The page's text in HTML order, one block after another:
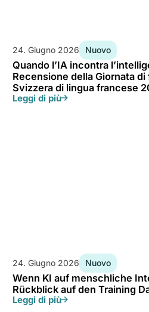
24. Giugno 2026 Nuovo
Quando l’IA incontra
Recensione della Giornata
Svizzera di lingua francese
Leggi di più
24. Giugno 2026 Nuovo
Wenn KI auf menschliche
Rückblick auf den Training
Leggi di più